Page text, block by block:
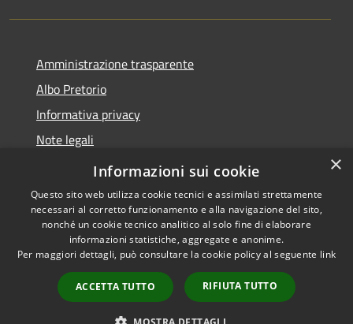
Amministrazione trasparente
Albo Pretorio
Informativa privacy
Note legali
Dichiarazione di accessibilità
Accessibilità
Copyright © 2026 • Comune di
Vodo di Cadore • Powered by
Municipium•
Accesso
redazione
×
Informazioni sui cookie
Questo sito web utilizza cookie tecnici e assimilati strettamente
necessari al corretto funzionamento e alla navigazione del sito,
nonché un cookie tecnico analitico al solo fine di elaborare
informazioni statistiche, aggregate e anonime.
Per maggiori dettagli, può consultare la cookie policy al seguente link
ACCETTA TUTTO RIFIUTA TUTTO